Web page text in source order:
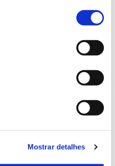
Mostrar detalhes
da semana 5 de 2022
da semana 6 de 2022
periodicidade semanal, com
Eletricidade